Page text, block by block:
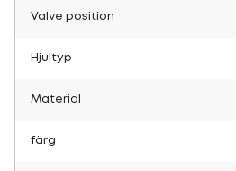
Valve position
Hjultyp
Material
färg